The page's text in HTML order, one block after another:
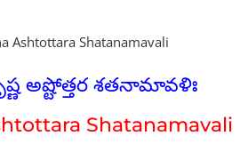
అష్టోత్తర శతనామావళిః
Shatanamavali